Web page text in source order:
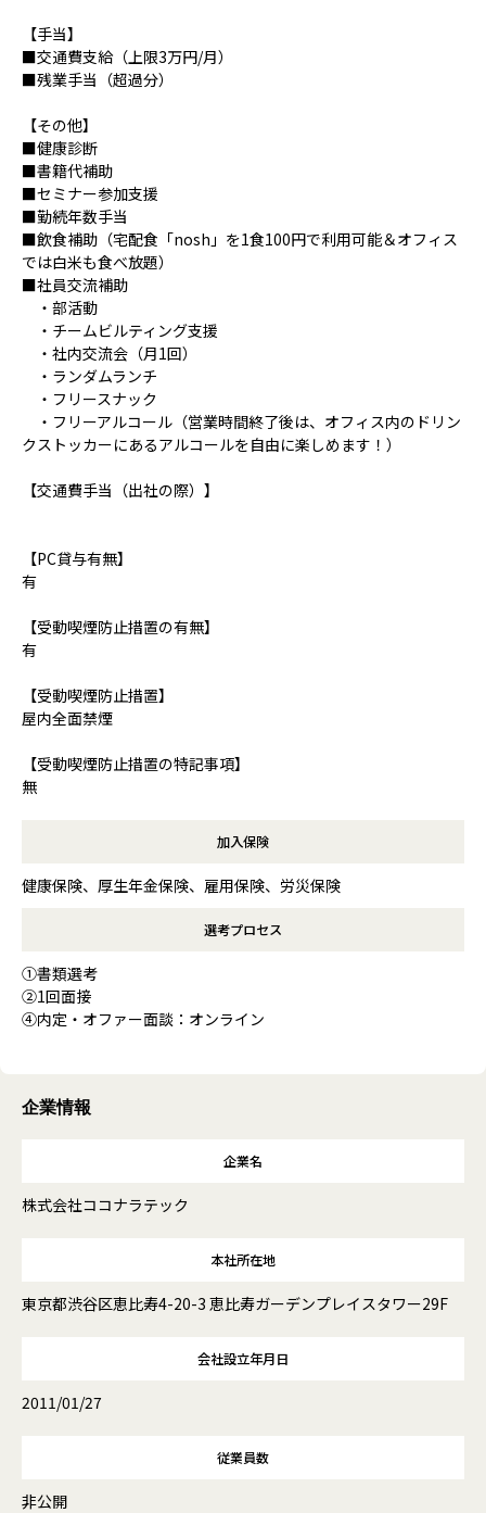
【手当】
■交通費支給（上限3万円/月）
■残業手当（超過分）
【その他】
■健康診断
■書籍代補助
■セミナー参加支援
■勤続年数手当
■飲食補助（宅配食「nosh」を1食100円で利用可能＆オフィス
では白米も食べ放題）
■社員交流補助
・部活動
・チームビルティング支援
・社内交流会（月1回）
・ランダムランチ
・フリースナック
・フリーアルコール（営業時間終了後は、オフィス内のドリン
クストッカーにあるアルコールを自由に楽しめます！）
【交通費手当（出社の際）】
【PC貸与有無】
有
【受動喫煙防止措置の有無】
有
【受動喫煙防止措置】
屋内全面禁煙
【受動喫煙防止措置の特記事項】
無
加入保険
健康保険、厚生年金保険、雇用保険、労災保険
選考プロセス
①書類選考
②1回面接
④内定・オファー面談：オンライン
企業情報
企業名
株式会社ココナラテック
本社所在地
東京都渋谷区恵比寿4-20-3 恵比寿ガーデンプレイスタワー29F
会社設立年月日
2011/01/27
従業員数
非公開